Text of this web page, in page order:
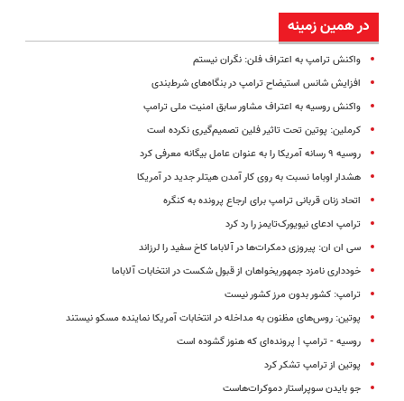
در همین زمینه
واکنش ترامپ به اعتراف فلن: نگران نیستم
افزایش شانس استیضاح ترامپ در بنگاه‌های شرط‌بندی
واکنش روسیه به اعتراف مشاور سابق امنیت ملی ترامپ
کرملین: پوتین تحت تاثیر فلین تصمیم‌گیری نکرده است
روسیه ۹ رسانه آمریکا را به عنوان عامل بیگانه معرفی کرد
هشدار اوباما نسبت به روی کار آمدن هیتلر جدید در آمریکا
اتحاد زنان قربانی ترامپ برای ارجاع پرونده به کنگره
ترامپ ادعای نیویورک‌تایمز را رد کرد
سی ان ان: پیروزی دمکرات‌ها در آلاباما کاخ سفید را لرزاند
خودداری نامزد جمهوریخواهان از قبول شکست در انتخابات آلاباما
ترامپ: کشور بدون مرز کشور نیست
پوتین: روس‌های مظنون به مداخله در انتخابات آمریکا نماینده مسکو نیستند
روسیه - ترامپ | پرونده‌ای که هنوز گشوده است
پوتین از ترامپ تشکر کرد
جو بایدن سوپراستار دموکرات‌هاست